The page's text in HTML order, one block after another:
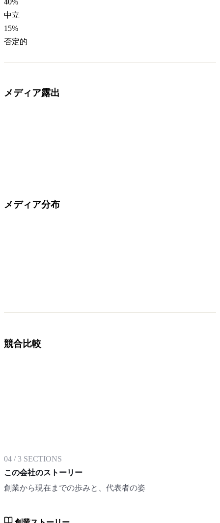
中立
15%
否定的
メディア露出
メディア分布
競合比較
04 /3 SECTIONS
この会社のストーリー
創業から現在までの歩みと、代表者の姿